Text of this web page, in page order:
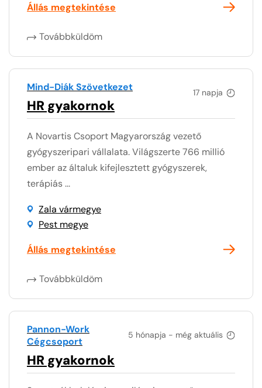
Állás megtekintése
Továbbküldöm
17 napja
Mind-Diák Szövetkezet
HR gyakornok
A Novartis Csoport Magyarország vezető
gyógyszeripari vállalata. Világszerte 766 millió
ember az általuk kifejlesztett gyógyszerek,
terápiás ...
Zala vármegye
Pest megye
Állás megtekintése
Továbbküldöm
5 hónapja - még aktuális
Pannon-Work
Cégcsoport
HR gyakornok